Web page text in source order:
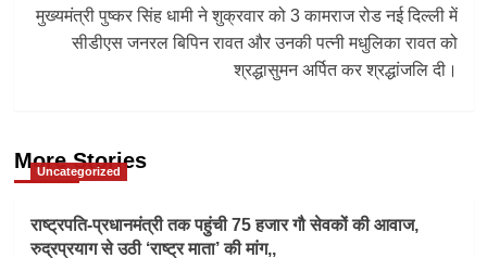
मुख्यमंत्री पुष्कर सिंह धामी ने शुक्रवार को 3 कामराज रोड नई दिल्ली में
सीडीएस जनरल बिपिन रावत और उनकी पत्नी मधुलिका रावत को
श्रद्धासुमन अर्पित कर श्रद्धांजलि दी।
More Stories
Uncategorized
राष्ट्रपति-प्रधानमंत्री तक पहुंची 75 हजार गौ सेवकों की आवाज,
रुद्रप्रयाग से उठी ‘राष्ट्र माता’ की मांग,,